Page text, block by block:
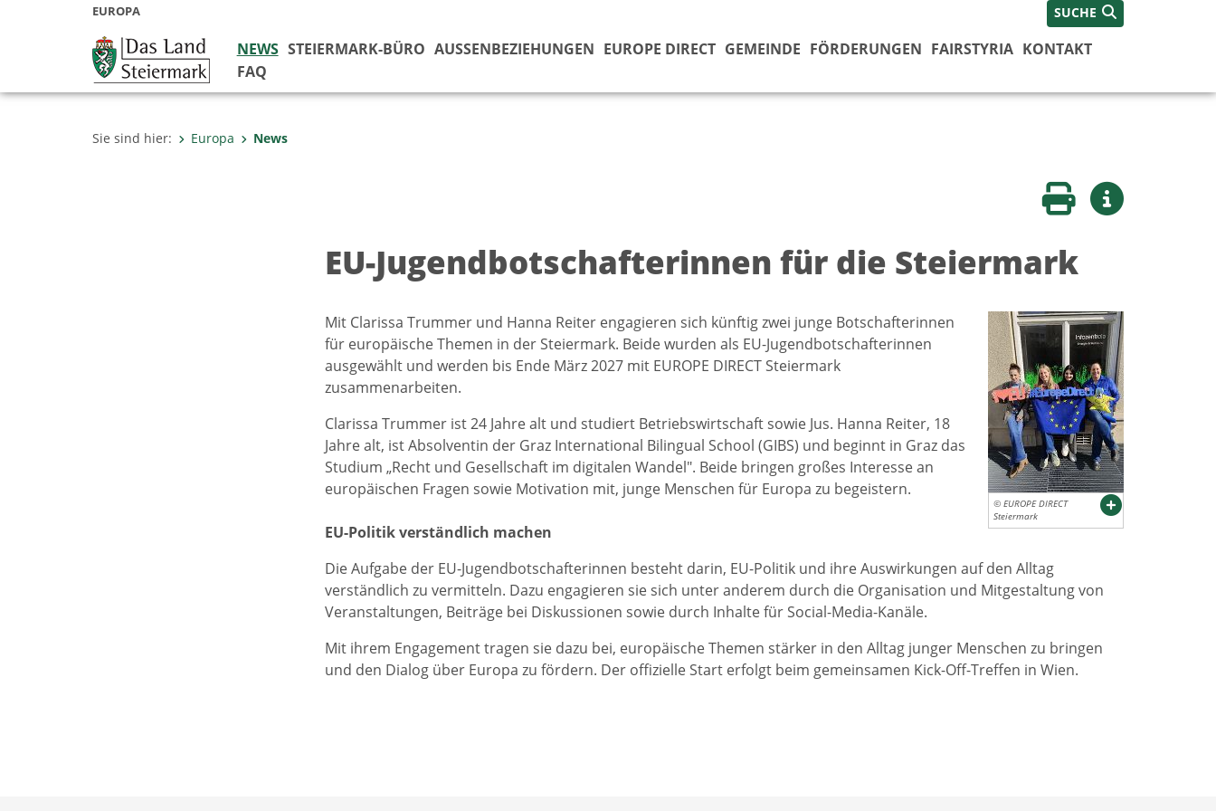
EUROPA SUCHE
NEWS STEIERMARK-BÜRO AUSSENBEZIEHUNGEN EUROPE DIRECT GEMEINDE FÖRDERUNGEN FAIRSTYRIA KONTAKT
FAQ
Sie sind hier: Europa News
Seite druckenWeitere Infos
EU-Jugendbotschafterinnen für die Steiermark
© EUROPE DIRECT
Steiermark
Mit Clarissa Trummer und Hanna Reiter engagieren sich künftig zwei junge Botschafterinnen
für europäische Themen in der Steiermark. Beide wurden als EU-Jugendbotschafterinnen
ausgewählt und werden bis Ende März 2027 mit EUROPE DIRECT Steiermark
zusammenarbeiten.
Clarissa Trummer ist 24 Jahre alt und studiert Betriebswirtschaft sowie Jus. Hanna Reiter, 18
Jahre alt, ist Absolventin der Graz International Bilingual School (GIBS) und beginnt in Graz das
Studium „Recht und Gesellschaft im digitalen Wandel". Beide bringen großes Interesse an
europäischen Fragen sowie Motivation mit, junge Menschen für Europa zu begeistern.
EU-Politik verständlich machen
Die Aufgabe der EU-Jugendbotschafterinnen besteht darin, EU-Politik und ihre Auswirkungen auf den Alltag
verständlich zu vermitteln. Dazu engagieren sie sich unter anderem durch die Organisation und Mitgestaltung von
Veranstaltungen, Beiträge bei Diskussionen sowie durch Inhalte für Social-Media-Kanäle.
Mit ihrem Engagement tragen sie dazu bei, europäische Themen stärker in den Alltag junger Menschen zu bringen
und den Dialog über Europa zu fördern. Der offizielle Start erfolgt beim gemeinsamen Kick-Off-Treffen in Wien.